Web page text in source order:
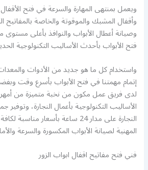
ويعمل بمنتهى المهارة والسرعة في فتح
وأقفال المشبك والموقوتة والخاصة بالمفاتيح
وصيانة أعطال الأبواب والنوافذ بأعلى مستوى
فتح الأبواب بأحدث الأساليب التكنولوجية
واستخدام كل ما هو جديد من الأدوات
إتمام مهمتنا في فتح الأبواب بأسرع وقت
لدى فريق عمل مكون من نخبة متميزة من
الأساليب التكنولوجية بأعمال النجارة،
النجارة على مدار 24 ساعة بأسعار
المهنية لصيانة الأبواب المكسورة والسرعة
فني فتح مفاتيح اقفال ابواب الزور